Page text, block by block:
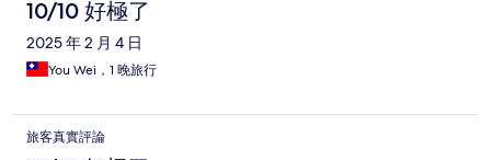
10/10 好極了
2025 年 2 月 4 日
You Wei，1 晚旅行
旅客真實評論